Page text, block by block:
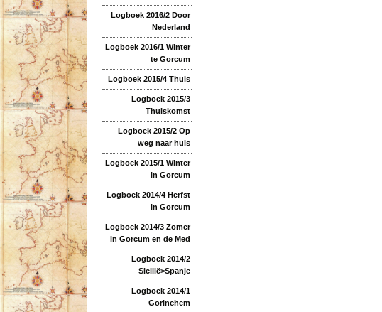
Logboek 2016/2 Door
Nederland
Logboek 2016/1 Winter
te Gorcum
Logboek 2015/4 Thuis
Logboek 2015/3
Thuiskomst
Logboek 2015/2 Op
weg naar huis
Logboek 2015/1 Winter
in Gorcum
Logboek 2014/4 Herfst
in Gorcum
Logboek 2014/3 Zomer
in Gorcum en de Med
Logboek 2014/2
Sicilië>Spanje
Logboek 2014/1
Gorinchem